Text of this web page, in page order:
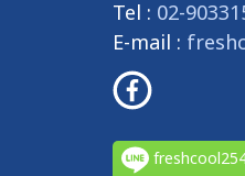
Tel : 02-
E-mail :